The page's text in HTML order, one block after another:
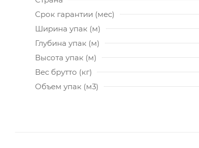
Срок гарантии (мес)
Ширина упак (м)
Глубина упак (м)
Высота упак (м)
Вес брутто (кг)
Объем упак (м3)